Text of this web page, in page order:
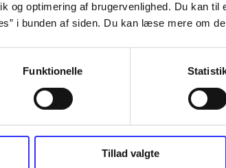
og optimering af brugervenlighed. Du kan
i bunden af siden. Du kan læse mere om
Funktionelle
Tillad valgte